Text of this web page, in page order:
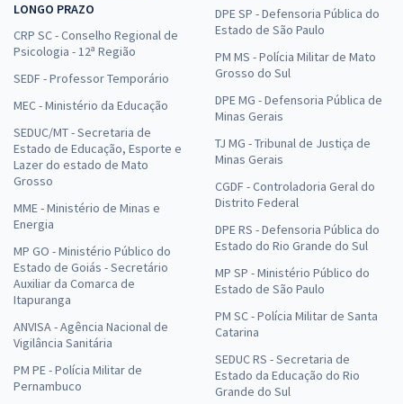
LONGO PRAZO
CRP SC - Conselho Regional de
Psicologia - 12ª Região
SEDF - Professor Temporário
MEC - Ministério da Educação
SEDUC/MT - Secretaria de
Estado de Educação, Esporte e
Lazer do estado de Mato
Grosso
MME - Ministério de Minas e
Energia
MP GO - Ministério Público do
Estado de Goiás - Secretário
Auxiliar da Comarca de
Itapuranga
ANVISA - Agência Nacional de
Vigilância Sanitária
PM PE - Polícia Militar de
Pernambuco
DPE SP - Defensoria Pública do
Estado de São Paulo
PM MS - Polícia Militar de Mato
Grosso do Sul
DPE MG - Defensoria Pública de
Minas Gerais
TJ MG - Tribunal de Justiça de
Minas Gerais
CGDF - Controladoria Geral do
Distrito Federal
DPE RS - Defensoria Pública do
Estado do Rio Grande do Sul
MP SP - Ministério Público do
Estado de São Paulo
PM SC - Polícia Militar de Santa
Catarina
SEDUC RS - Secretaria de
Estado da Educação do Rio
Grande do Sul